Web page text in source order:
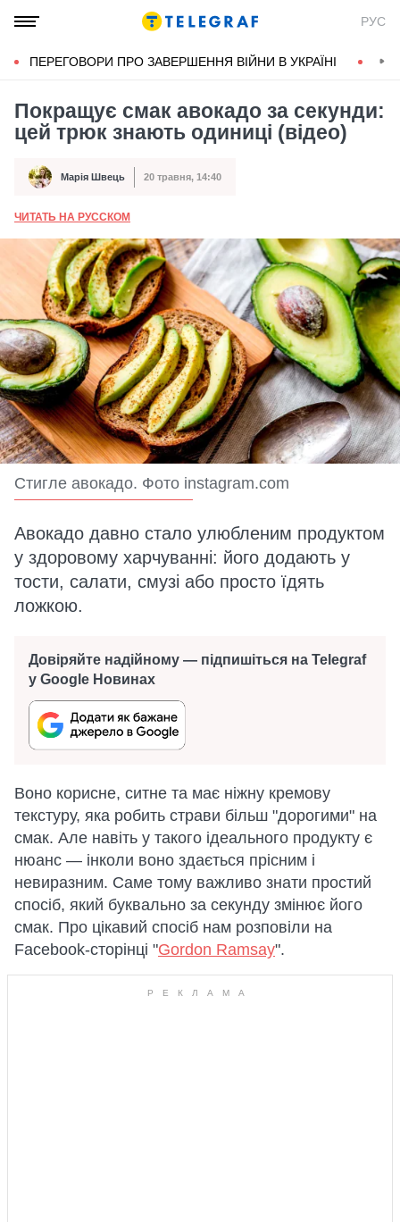
РУС
ПЕРЕГОВОРИ ПРО ЗАВЕРШЕННЯ ВІЙНИ В УКРАЇНІ
Покращує смак авокадо за секунди:
цей трюк знають одиниці (відео)
Автор Марія Швець
Дата публікації 20 травня, 14:40
ЧИТАТЬ НА РУССКОМ
Стигле авокадо. Фото instagram.com
Авокадо давно стало улюбленим продуктом
у здоровому харчуванні: його додають у
тости, салати, смузі або просто їдять
ложкою.
Довіряйте надійному — підпишіться на Telegraf
у Google Новинах
Воно корисне, ситне та має ніжну кремову
текстуру, яка робить страви більш "дорогими" на
смак. Але навіть у такого ідеального продукту є
нюанс — інколи воно здається прісним і
невиразним. Саме тому важливо знати простий
спосіб, який буквально за секунду змінює його
смак. Про цікавий спосіб нам розповіли на
Facebook-сторінці "Gordon Ramsay".